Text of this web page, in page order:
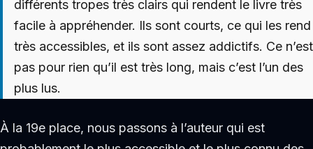
différents tropes très clairs qui rendent le livre très
facile à appréhender. Ils sont courts, ce qui les rend
très accessibles, et ils sont assez addictifs. Ce n’est
pas pour rien qu’il est très long, mais c’est l’un des
plus lus.
À la 19e place, nous passons à l’auteur qui est